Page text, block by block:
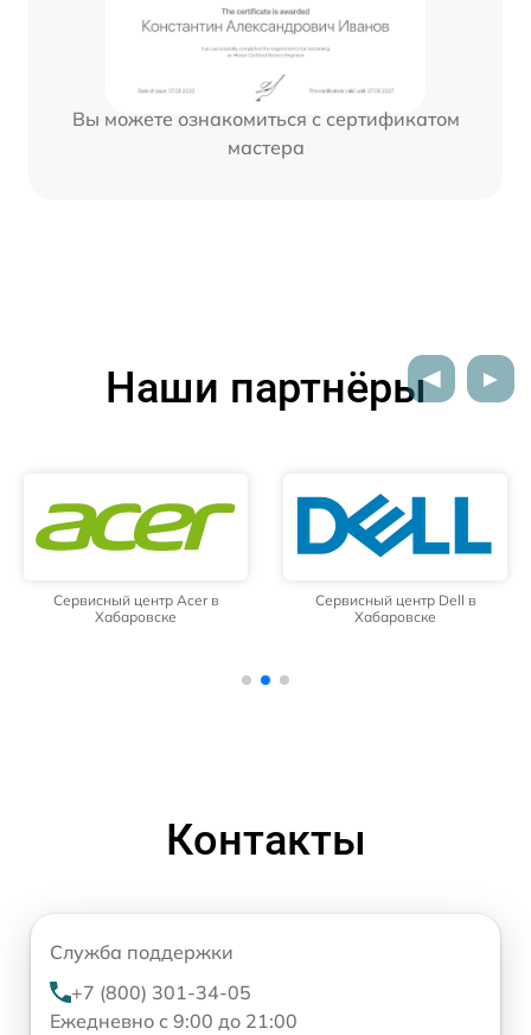
Вы можете ознакомиться с сертификатом
мастера
Наши партнёры
Сервисный центр Acer в
Хабаровске
Сервисный центр Dell в
Хабаровске
Контакты
Служба поддержки
+7 (800) 301-34-05
Ежедневно с 9:00 до 21:00